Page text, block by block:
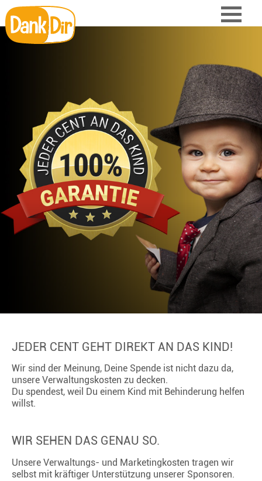
JEDER CENT GEHT DIREKT AN DAS KIND!
Wir sind der Meinung, Deine Spende ist nicht dazu da,
unsere Verwaltungskosten zu decken.
Du spendest, weil Du einem Kind mit Behinderung helfen
willst.
WIR SEHEN DAS GENAU SO.
Unsere Verwaltungs- und Marketingkosten tragen wir
selbst mit kräftiger Unterstützung unserer Sponsoren.